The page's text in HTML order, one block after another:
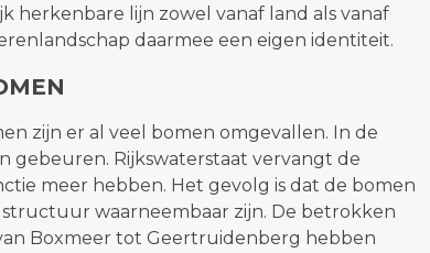
herkenbare lijn zowel vanaf land als vanaf
daarmee een eigen identiteit.
zijn er al veel bomen omgevallen. In de
gebeuren. Rijkswaterstaat vervangt de
meer hebben. Het gevolg is dat de bomen
waarneembaar zijn. De betrokken
Boxmeer tot Geertruidenberg hebben